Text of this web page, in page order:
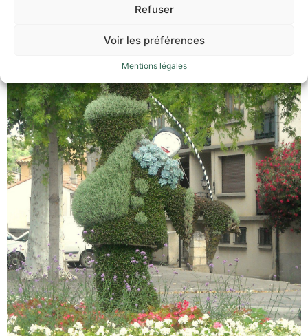
Refuser
Voir les préférences
Mentions légales